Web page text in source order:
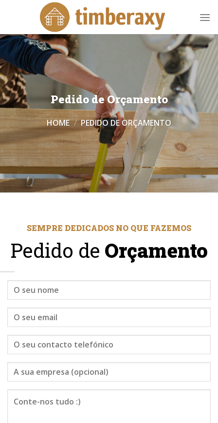
Pedido de Orçamento
HOME / PEDIDO DE ORÇAMENTO
SEMPRE DEDICADOS NO QUE FAZEMOS
Pedido de Orçamento